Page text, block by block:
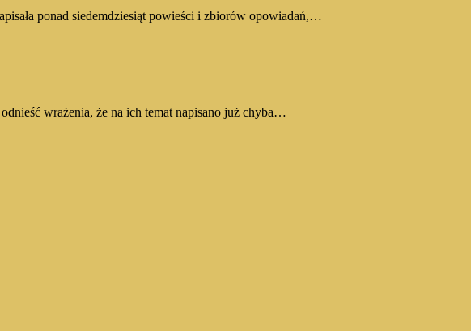
ponad siedemdziesiąt powieści i zbiorów opowiadań,…
wrażenia, że na ich temat napisano już chyba…